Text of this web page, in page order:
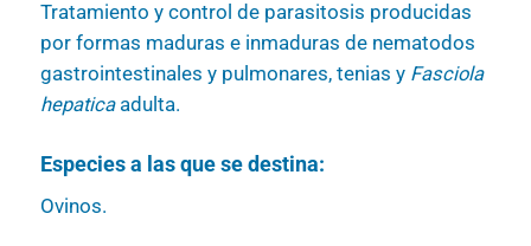
Tratamiento y control de parasitosis producidas
por formas maduras e inmaduras de nematodos
gastrointestinales y pulmonares, tenias y Fasciola
hepaticaadulta.
Especies a las que se destina:
Ovinos.